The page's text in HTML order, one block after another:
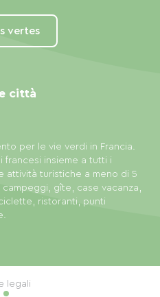
vertes
per le vie verdi in Francia.
francesi insieme a tutti i
attività turistiche a meno di 5
gîte, case vacanza,
ristoranti, punti
città
legali